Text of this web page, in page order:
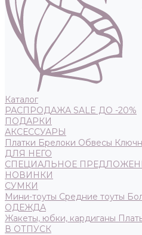
Каталог
РАСПРОДАЖА SALE ДО -20%
ПОДАРКИ
АКСЕССУАРЫ
Платки Брелоки Обвесы
ДЛЯ НЕГО
СПЕЦИАЛЬНОЕ
НОВИНКИ
СУМКИ
Мини-тоуты Средние тоуты
ОДЕЖДА
Жакеты, юбки, кардиганы
В ОТПУСК